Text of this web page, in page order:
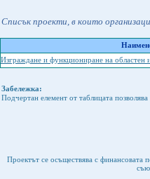
Списък проекти, в които
Изграждане и функциониране на областен
Забележка:
Подчертан елемент от таблицата
Проектът се осъществява с финансовата